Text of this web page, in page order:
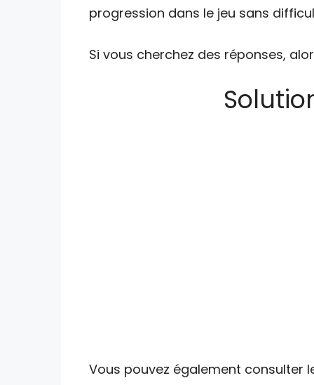
progression dans le jeu sans
Si vous cherchez des réponses,
Vous pouvez également consulter